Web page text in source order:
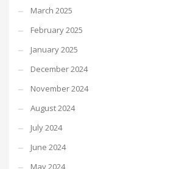
March 2025
February 2025
January 2025
December 2024
November 2024
August 2024
July 2024
June 2024
May 2024